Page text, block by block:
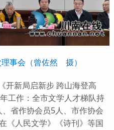
事会（曾佐然 摄）
新局启新步 跨山海登高
工作：全市文学人才梯队持
省作协会员5人、市作协会
《人民文学》《诗刊》等国